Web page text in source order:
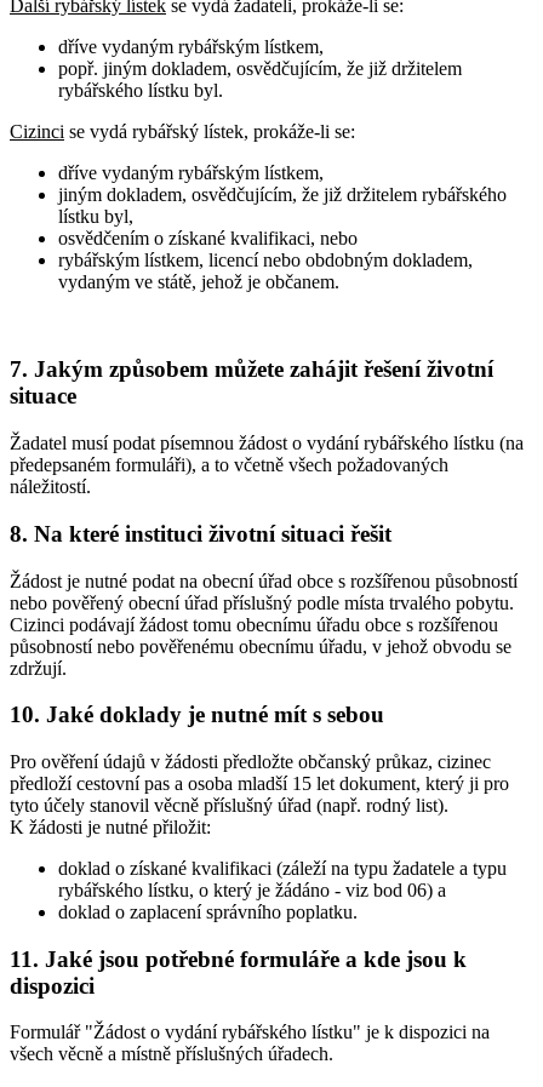
Další rybářský lístek se vydá žadateli, prokáže-li se:
dříve vydaným rybářským lístkem,
popř. jiným dokladem, osvědčujícím, že již držitelem
rybářského lístku byl.
Cizinci se vydá rybářský lístek, prokáže-li se:
dříve vydaným rybářským lístkem,
jiným dokladem, osvědčujícím, že již držitelem rybářského
lístku byl,
osvědčením o získané kvalifikaci, nebo
rybářským lístkem, licencí nebo obdobným dokladem,
vydaným ve státě, jehož je občanem.
7. Jakým způsobem můžete zahájit řešení životní
situace
Žadatel musí podat písemnou žádost o vydání rybářského lístku (na
předepsaném formuláři), a to včetně všech požadovaných
náležitostí.
8. Na které instituci životní situaci řešit
Žádost je nutné podat na obecní úřad obce s rozšířenou působností
nebo pověřený obecní úřad příslušný podle místa trvalého pobytu.
Cizinci podávají žádost tomu obecnímu úřadu obce s rozšířenou
působností nebo pověřenému obecnímu úřadu, v jehož obvodu se
zdržují.
10. Jaké doklady je nutné mít s sebou
Pro ověření údajů v žádosti předložte občanský průkaz, cizinec
předloží cestovní pas a osoba mladší 15 let dokument, který ji pro
tyto účely stanovil věcně příslušný úřad (např. rodný list).
K žádosti je nutné přiložit:
doklad o získané kvalifikaci (záleží na typu žadatele a typu
rybářského lístku, o který je žádáno - viz bod 06) a
doklad o zaplacení správního poplatku.
11. Jaké jsou potřebné formuláře a kde jsou k
dispozici
Formulář "Žádost o vydání rybářského lístku" je k dispozici na
všech věcně a místně příslušných úřadech.